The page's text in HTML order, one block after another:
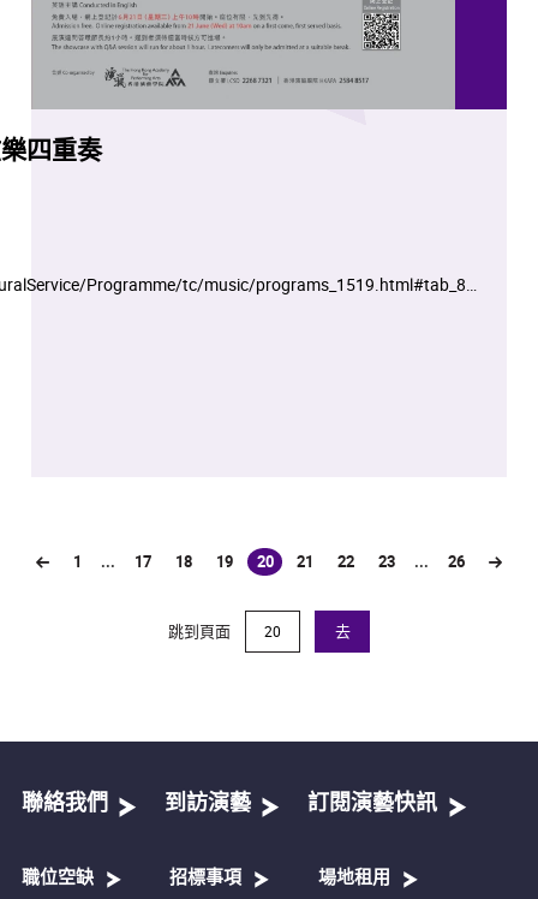
四重奏
Programme/tc/music/programs_1519.html#tab_8_0
1 ... 17 18 19 20
(current)
21 22 23 ... 26
跳到頁面 去
聯絡我們 到訪演藝 訂閱演藝快訊
職位空缺 招標事項 場地租用